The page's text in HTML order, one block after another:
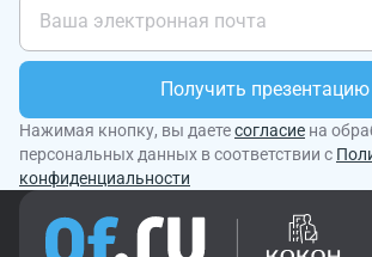
Получить презентацию
Нажимая кнопку, вы даетесогласие на
персональных данных в соответствии с
конфиденциальности